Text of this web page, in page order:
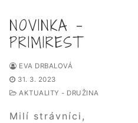
NOVINKA –
PRIMIREST
EVA DRBALOVÁ
31. 3. 2023
AKTUALITY - DRUŽINA
Milí strávníci,